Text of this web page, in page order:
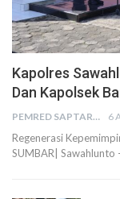
Kapolres
Dan Kapolsek
PEMRED SAPTARIUS 6
Regenerasi
SUMBAR| Sawahlunto